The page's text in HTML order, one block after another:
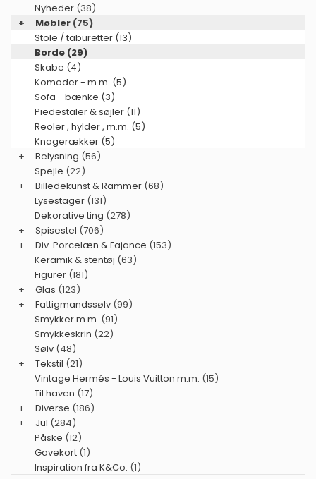
Nyheder (38)
+
Møbler (75)
Stole / taburetter (13)
Borde (29)
Skabe (4)
Komoder - m.m. (5)
Sofa - bænke (3)
Piedestaler & søjler (11)
Reoler , hylder , m.m. (5)
Knagerækker (5)
+
Belysning (56)
Spejle (22)
+
Billedekunst & Rammer (68)
Lysestager (131)
Dekorative ting (278)
+
Spisestel (706)
+
Div. Porcelæn & Fajance (153)
Keramik & stentøj (63)
Figurer (181)
+
Glas (123)
+
Fattigmandssølv (99)
Smykker m.m. (91)
Smykkeskrin (22)
Sølv (48)
+
Tekstil (21)
Vintage Hermés - Louis Vuitton m.m. (15)
Til haven (17)
+
Diverse (186)
+
Jul (284)
Påske (12)
Gavekort (1)
Inspiration fra K&Co. (1)